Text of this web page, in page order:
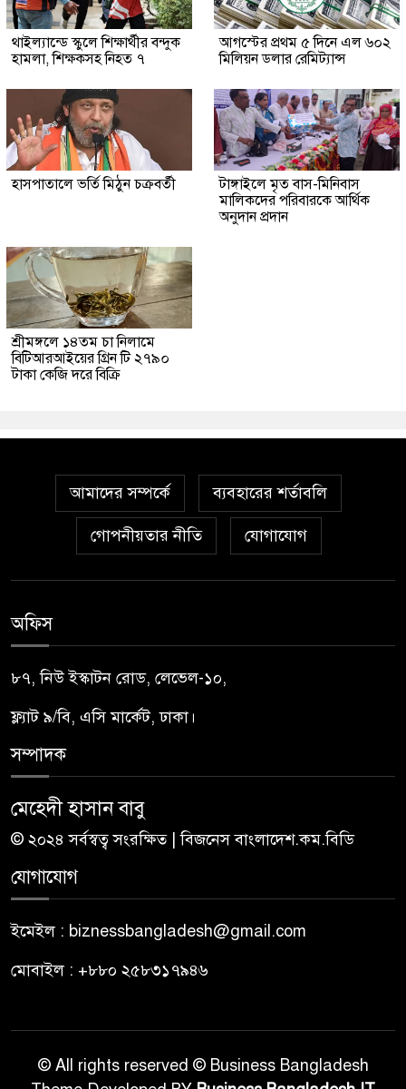
থাইল্যান্ডে স্কুলে শিক্ষার্থীর বন্দুক
হামলা, শিক্ষকসহ নিহত ৭
আগস্টের প্রথম ৫ দিনে এল ৬০২
মিলিয়ন ডলার রেমিট্যান্স
হাসপাতালে ভর্তি মিঠুন চক্রবর্তী
টাঙ্গাইলে মৃত বাস-মিনিবাস
মালিকদের পরিবারকে আর্থিক
অনুদান প্রদান
শ্রীমঙ্গলে ১৪তম চা নিলামে
বিটিআরআইয়ের গ্রিন টি ২৭৯০
টাকা কেজি দরে বিক্রি
আমাদের সম্পর্কে ব্যবহারের শর্তাবলি
গোপনীয়তার নীতি যোগাযোগ
অফিস
৮৭, নিউ ইস্কাটন রোড, লেভেল-১০,
ফ্ল্যাট ৯/বি, এসি মার্কেট, ঢাকা।
সম্পাদক
মেহেদী হাসান বাবু
© ২০২৪ সর্বস্বত্ব সংরক্ষিত | বিজনেস বাংলাদেশ.কম.বিডি
যোগাযোগ
ইমেইল : biznessbangladesh@gmail.com
মোবাইল : +৮৮০ ২৫৮৩১৭৯৪৬
© All rights reserved © Business Bangladesh